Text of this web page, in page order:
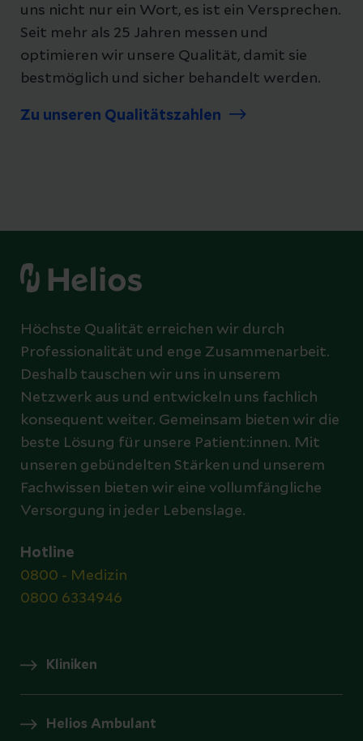
uns nicht nur ein Wort, es ist ein Versprechen.
Seit mehr als 25 Jahren messen und
optimieren wir unsere Qualität, damit sie
bestmöglich und sicher behandelt werden.
Zu unseren Qualitätszahlen
Höchste Qualität erreichen wir durch
Professionalität und enge Zusammenarbeit.
Deshalb tauschen wir uns in unserem
Netzwerk aus und entwickeln uns fachlich
konsequent weiter. Gemeinsam bieten wir die
beste Lösung für unsere Patient:innen. Mit
unseren gebündelten Stärken und unserem
Fachwissen bieten wir eine vollumfängliche
Versorgung in jeder Lebenslage.
Hotline
0800 - Medizin
0800 6334946
Kliniken
Helios Ambulant